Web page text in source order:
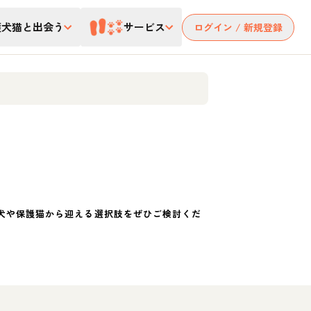
猫と出会う サービス ログイン / 新規登録
保護猫から迎える選択肢をぜひご検討くだ